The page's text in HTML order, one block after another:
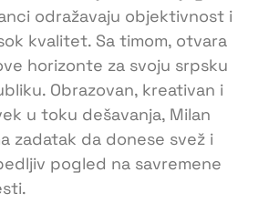
odražavaju objektivnost i
kvalitet. Sa timom, otvara
horizonte za svoju srpsku
Obrazovan, kreativan i
u toku dešavanja, Milan
zadatak da donese svež i
pogled na savremene